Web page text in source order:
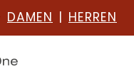
DAMEN | HERREN